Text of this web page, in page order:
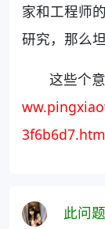
家和工程师
研究，那么
这些个
此问